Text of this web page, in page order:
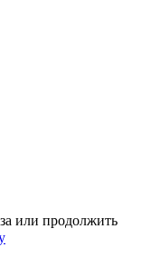
или продолжить